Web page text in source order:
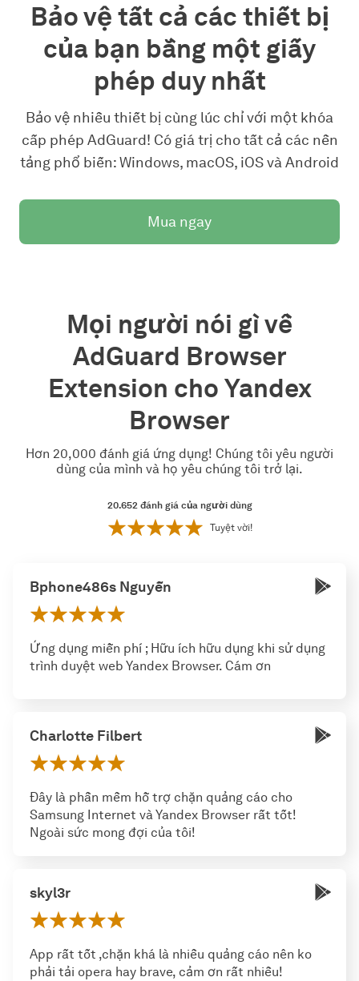
Bảo vệ tất cả các thiết bị
của bạn bằng một giấy
phép duy nhất
Bảo vệ nhiều thiết bị cùng lúc chỉ với một khóa
cấp phép AdGuard! Có giá trị cho tất cả các nền
tảng phổ biến: Windows, macOS, iOS và Android
Mua ngay
Mọi người nói gì về
AdGuard Browser
Extension cho Yandex
Browser
Hơn 20,000 đánh giá ứng dụng! Chúng tôi yêu người
dùng của mình và họ yêu chúng tôi trở lại.
20.652 đánh giá của người dùng
Tuyệt vời!
Bphone486s Nguyễn
Ứng dụng miễn phí ; Hữu ích hữu dụng khi sử dụng
trình duyệt web Yandex Browser. Cám ơn
Charlotte Filbert
Đây là phần mềm hỗ trợ chặn quảng cáo cho
Samsung Internet và Yandex Browser rất tốt!
Ngoài sức mong đợi của tôi!
skyl3r
App rất tốt ,chặn khá là nhiều quảng cáo nên ko
phải tải opera hay brave, cảm ơn rất nhiều!